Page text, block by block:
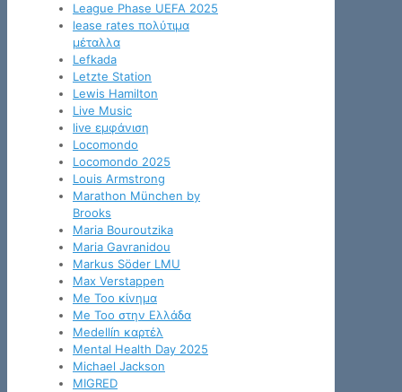
League Phase UEFA 2025
lease rates πολύτιμα
μέταλλα
Lefkada
Letzte Station
Lewis Hamilton
Live Music
live εμφάνιση
Locomondo
Locomondo 2025
Louis Armstrong
Marathon München by
Brooks
Maria Bouroutzika
Maria Gavranidou
Markus Söder LMU
Max Verstappen
Me Too κίνημα
Me Too στην Ελλάδα
Medellín καρτέλ
Mental Health Day 2025
Michael Jackson
MIGRED